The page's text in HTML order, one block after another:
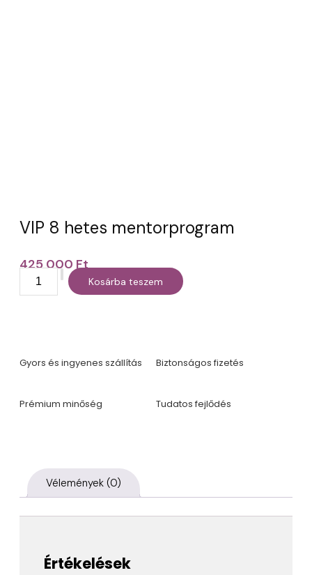
VIP 8 hetes mentorprogram
425 000 Ft
Kosárba teszem
Gyors és ingyenes szállítás Biztonságos fizetés
Prémium minőség Tudatos fejlődés
Vélemények (0)
Értékelések